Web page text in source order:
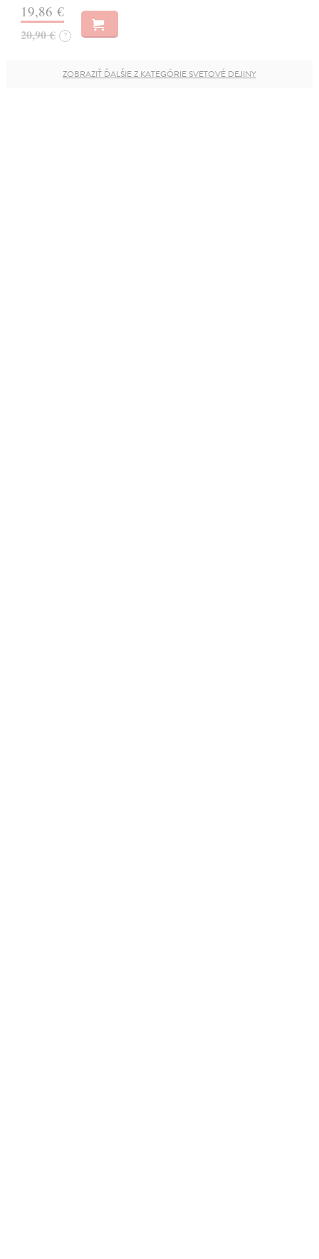
19,86 €
20,90 € ?
ZOBRAZIŤ ĎALŠIE Z KATEGÓRIE SVETOVÉ DEJINY